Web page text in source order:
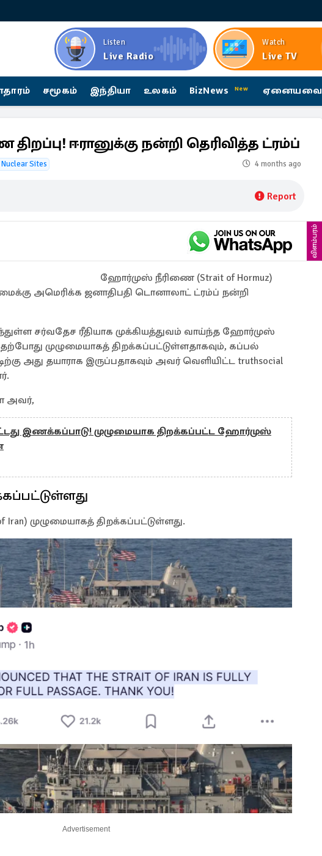
Listen
Live Radio
Watch
Live TV
சமூகம் இந்தியா உலகம் BizNews New ஏனையவை
ஈரானுக்கு நன்றி தெரிவித்த ட்ரம்ப்
Sites 4 months ago
Report
விளம்பரம்
ஹோர்முஸ் நீரிணை (Strait of Hormuz)
அமெரிக்க ஜனாதிபதி டொனாலாட் ட்ரம்ப் நன்றி
சர்வதேச ரீதியாக முக்கியத்துவம் வாய்ந்த ஹோர்முஸ்
தற்போது முழுமையாகத் திறக்கப்பட்டுள்ளதாகவும், கப்பல்
அது தயாராக இருப்பதாகவும் அவர் வெளியிட்ட truthsocial
அவர்,
இணக்கப்பாடு! முழுமையாக திறக்கப்பட்ட ஹோர்முஸ்
Iran) முழுமையாகத் திறக்கப்பட்டுள்ளது.
Advertisement